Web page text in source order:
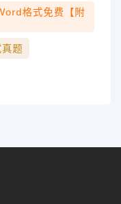
格式免费【附
题